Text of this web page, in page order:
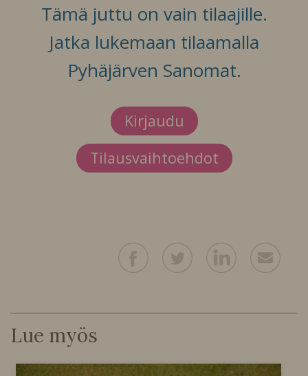
Tämä juttu on vain tilaajille.
Jatka lukemaan tilaamalla
Pyhäjärven Sanomat.
Kirjaudu
Tilausvaihtoehdot
Lue myös